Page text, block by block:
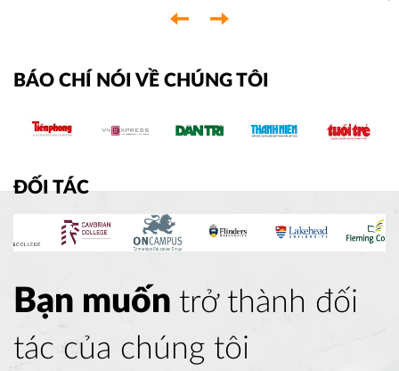
‹
›
BÁO CHÍ NÓI VỀ CHÚNG TÔI
ĐỐI TÁC
Bạn muốn trở thành đối
tác của chúng tôi